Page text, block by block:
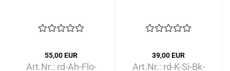
55,00 EUR
Art.Nr.: rd-Ah-Flo-
39,00 EUR
Art.Nr.: rd-K-Si-Bk-